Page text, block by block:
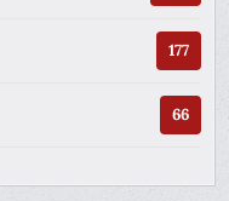
177
66